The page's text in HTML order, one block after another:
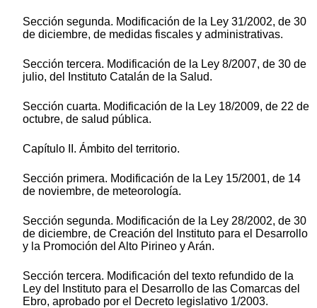
Sección segunda. Modificación de la Ley 31/2002, de 30
de diciembre, de medidas fiscales y administrativas.
Sección tercera. Modificación de la Ley 8/2007, de 30 de
julio, del Instituto Catalán de la Salud.
Sección cuarta. Modificación de la Ley 18/2009, de 22 de
octubre, de salud pública.
Capítulo II. Ámbito del territorio.
Sección primera. Modificación de la Ley 15/2001, de 14
de noviembre, de meteorología.
Sección segunda. Modificación de la Ley 28/2002, de 30
de diciembre, de Creación del Instituto para el Desarrollo
y la Promoción del Alto Pirineo y Arán.
Sección tercera. Modificación del texto refundido de la
Ley del Instituto para el Desarrollo de las Comarcas del
Ebro, aprobado por el Decreto legislativo 1/2003.